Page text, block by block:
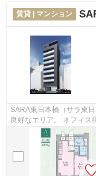
賃貸 | マンション
SARA東日本橋（サラ東日本橋) 東日本橋エリアは犯罪件数が少
良好なエリア。 オフィス街のためサラリーマンやOLの方が多く、夜になる